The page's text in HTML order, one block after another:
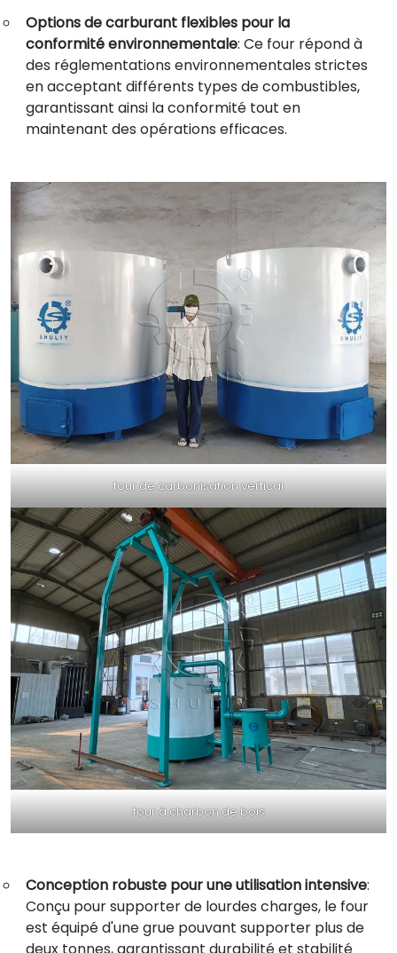
Options de carburant flexibles pour la
conformité environnementale: Ce four répond à
des réglementations environnementales strictes
en acceptant différents types de combustibles,
garantissant ainsi la conformité tout en
maintenant des opérations efficaces.
four de carbonisation vertical
four à charbon de bois
Conception robuste pour une utilisation intensive:
Conçu pour supporter de lourdes charges, le four
est équipé d'une grue pouvant supporter plus de
deux tonnes, garantissant durabilité et stabilité